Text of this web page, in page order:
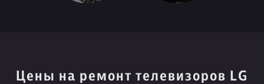
Цены на ремонт телевизоров LG